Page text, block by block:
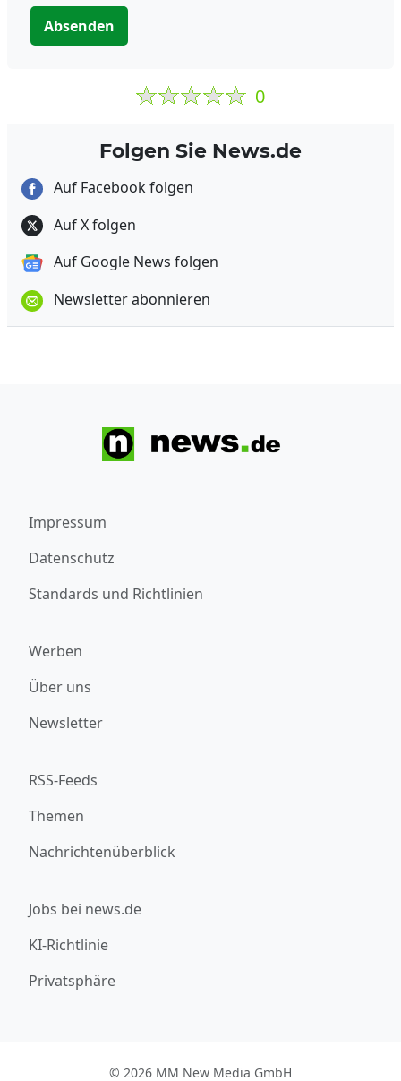
Absenden
0
Folgen Sie News.de
Auf Facebook folgen
Auf X folgen
Auf Google News folgen
Newsletter abonnieren
Impressum
Datenschutz
Standards und Richtlinien
Werben
Über uns
Newsletter
RSS-Feeds
Themen
Nachrichtenüberblick
Jobs bei news.de
KI-Richtlinie
Privatsphäre
© 2026 MM New Media GmbH